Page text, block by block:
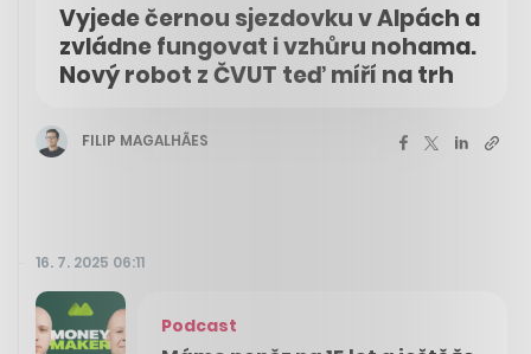
Vyjede černou sjezdovku v Alpách a
zvládne fungovat i vzhůru nohama.
Nový robot z ČVUT teď míří na trh
FILIP MAGALHÃES
16. 7. 2025 06:11
Podcast